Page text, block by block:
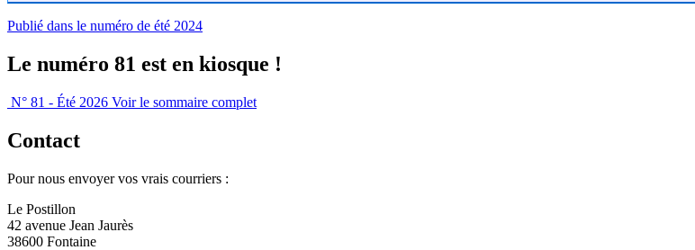
Publié dans le numéro de été 2024
Le numéro 81 est en kiosque !
N° 81 - Été 2026 Voir le sommaire complet
Contact
Pour nous envoyer vos vrais courriers :
Le Postillon
42 avenue Jean Jaurès
38600 Fontaine